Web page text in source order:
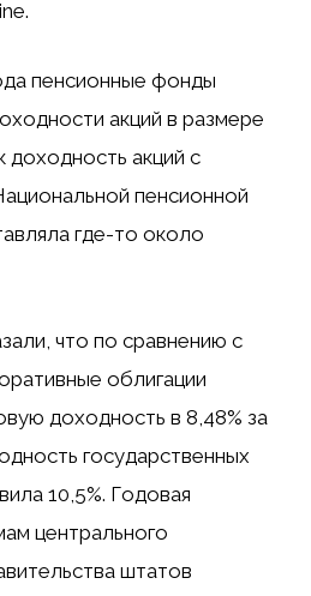
пенсионные фонды
акций в размере
доходность акций с
пенсионной
где-то около
что по сравнению с
облигации
доходность в 8,48% за
государственных
10,5%. Годовая
центрального
штатов